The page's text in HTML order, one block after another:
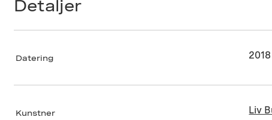
Detaljer
Datering 2018
Kunstner Liv